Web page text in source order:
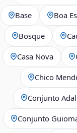
Base Boa
Bosque
Casa Nova
Chico
Conjunto
Conjunto